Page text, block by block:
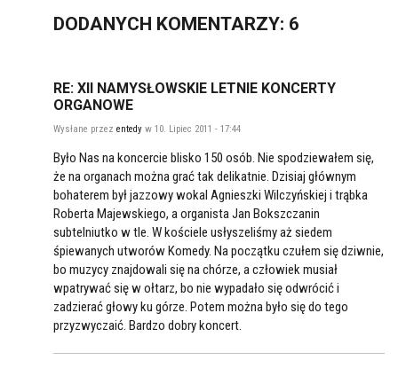
DODANYCH KOMENTARZY: 6
RE: XII NAMYSŁOWSKIE LETNIE KONCERTY
ORGANOWE
Wysłane przez entedy w 10. Lipiec 2011 - 17:44
Było Nas na koncercie blisko 150 osób. Nie spodziewałem się,
że na organach można grać tak delikatnie. Dzisiaj głównym
bohaterem był jazzowy wokal Agnieszki Wilczyńskiej i trąbka
Roberta Majewskiego, a organista Jan Bokszczanin
subtelniutko w tle. W kościele usłyszeliśmy aż siedem
śpiewanych utworów Komedy. Na początku czułem się dziwnie,
bo muzycy znajdowali się na chórze, a człowiek musiał
wpatrywać się w ołtarz, bo nie wypadało się odwrócić i
zadzierać głowy ku górze. Potem można było się do tego
przyzwyczaić. Bardzo dobry koncert.